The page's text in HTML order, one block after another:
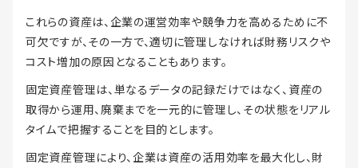
これらの資産は、企業の運営効率や競争力を高めるために不
可欠ですが、その一方で、適切に管理しなければ財務リスクや
コスト増加の原因となることもあります。
固定資産管理は、単なるデータの記録だけではなく、資産の
取得から運用、廃棄までを一元的に管理し、その状態をリアル
タイムで把握することを目的とします。
固定資産管理により、企業は資産の活用効率を最大化し、財